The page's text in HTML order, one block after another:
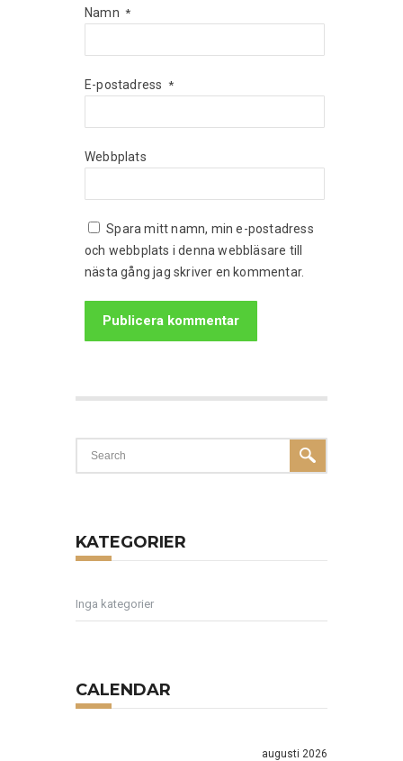
Namn *
E-postadress *
Webbplats
Spara mitt namn, min e-postadress
och webbplats i denna webbläsare till
nästa gång jag skriver en kommentar.
KATEGORIER
Inga kategorier
CALENDAR
augusti 2026